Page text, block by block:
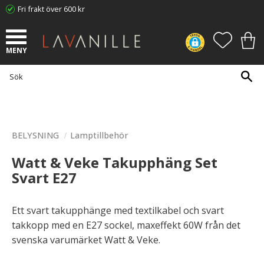
Fri frakt över 600 kr
BELYSNING Lamptillbehör
Watt & Veke Takupphäng Set
Svart E27
Ett svart takupphänge med textilkabel och svart
takkopp med en E27 sockel, maxeffekt 60W från det
svenska varumärket Watt & Veke.